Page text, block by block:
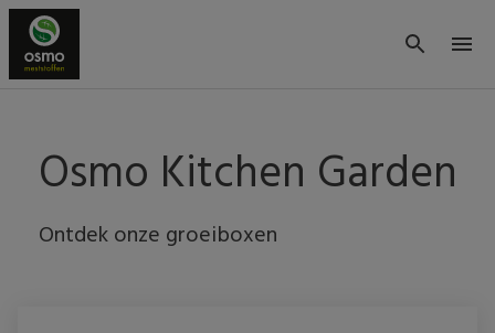
Osmo Kitchen Garden
Ontdek onze groeiboxen